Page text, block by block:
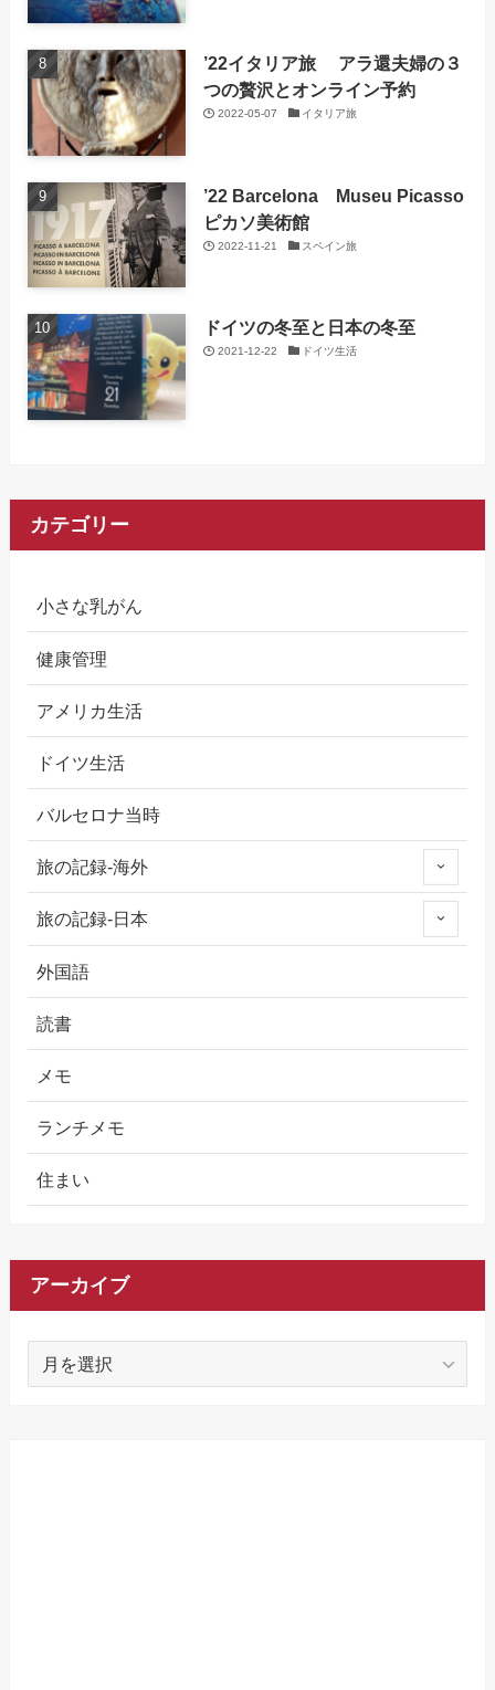
’22イタリア旅 アラ還夫婦の３
つの贅沢とオンライン予約
2022-05-07 イタリア旅
’22 Barcelona Museu Picasso
ピカソ美術館
2022-11-21 スペイン旅
ドイツの冬至と日本の冬至
2021-12-22 ドイツ生活
カテゴリー
小さな乳がん
健康管理
アメリカ生活
ドイツ生活
バルセロナ当時
旅の記録-海外
旅の記録-日本
外国語
読書
メモ
ランチメモ
住まい
アーカイブ